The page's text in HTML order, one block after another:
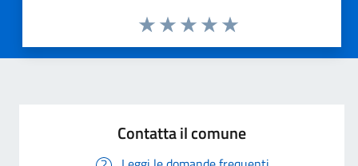
Valuta 5 stelle su 5
Valuta 4 stelle su 5
Valuta 3 stelle su 5
Valuta 2 stelle su 5
Valuta 1 stelle su 5
Contatta il comune